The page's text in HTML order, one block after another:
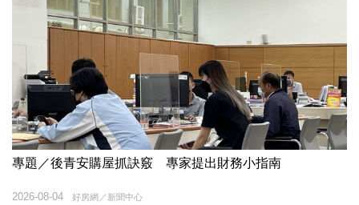
專題／後青安購屋抓訣竅 專家提出財務小指南
好房網／新聞中心
2026-08-04